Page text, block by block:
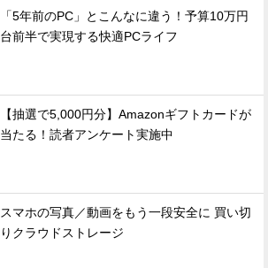
「5年前のPC」とこんなに違う！予算10万円
台前半で実現する快適PCライフ
【抽選で5,000円分】Amazonギフトカードが
当たる！読者アンケート実施中
スマホの写真／動画をもう一段安全に 買い切
りクラウドストレージ